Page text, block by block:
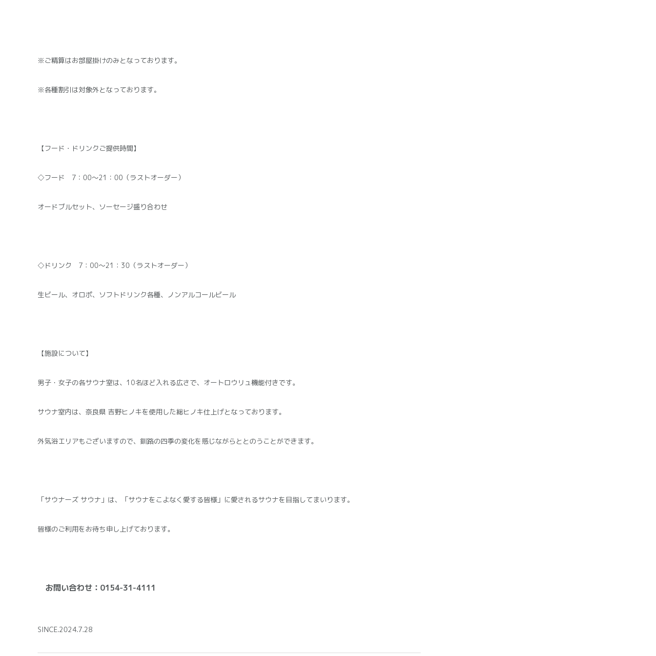
※ご精算はお部屋掛けのみとなっております。
※各種割引は対象外となっております。
【フード・ドリンクご提供時間】
◇フード 7：00～21：00（ラストオーダー）
オードブルセット、ソーセージ盛り合わせ
◇ドリンク 7：00～21：30（ラストオーダー）
生ビール、オロポ、ソフトドリンク各種、ノンアルコールビール
【施設について】
男子・女子の各サウナ室は、10名ほど入れる広さで、オートロウリュ機能付きです。
サウナ室内は、奈良県 吉野ヒノキを使用した総ヒノキ仕上げとなっております。
外気浴エリアもございますので、釧路の四季の変化を感じながらととのうことができます。
「サウナーズ サウナ」は、「サウナをこよなく愛する皆様」に愛されるサウナを目指してまいります。
皆様のご利用をお待ち申し上げております。
お問い合わせ：0154-31-4111
SINCE.2024.7.28